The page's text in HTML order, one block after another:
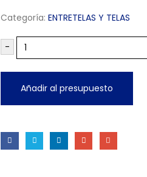
Categoría:ENTRETELAS Y TELAS
-
Añadir al presupuesto